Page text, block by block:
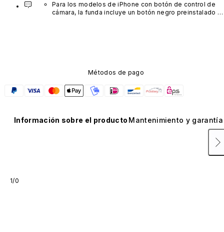
Para los modelos de iPhone con botón de control de
cámara, la funda incluye un botón negro preinstalado
Métodos de pago
Información sobre el producto Mantenimiento y garantía
1/0